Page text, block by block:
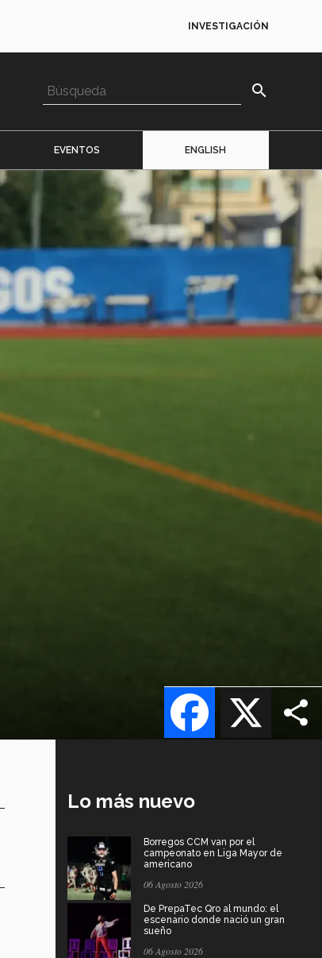
INVESTIGACIÓN
search
EVENTOS ENGLISH
X
Facebook
Lo más nuevo
Borregos CCM van por el
campeonato en Liga Mayor de
americano
06 Agosto 2026
De PrepaTec Qro al mundo: el
escenario donde nació un gran
sueño
06 Agosto 2026